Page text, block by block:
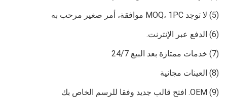
(5) لا توجد MOQ، 1PC موافقة، أمر صغير مرحب به
(6) الدفع عبر الإنترنت.
(7) خدمات ممتازة بعد البيع 24/7
(8) العينات مجانية
(9) OEM. افتح قالب جديد وفقا للرسم الخاص بك